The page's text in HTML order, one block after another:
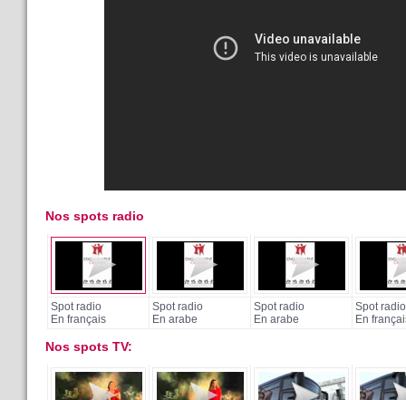
Nos spots radio
Spot radio
En français
Spot radio
En arabe
Spot radio
En arabe
Spot radio
En
Nos spots TV: